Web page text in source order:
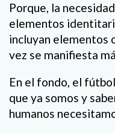
Porque, la
elementos
incluyan elementos
vez se manifiesta
En el fondo, el
que ya somos y
humanos